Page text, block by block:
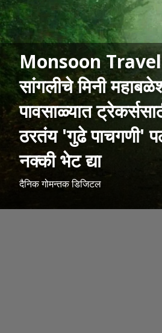
Monsoon
सांगलीचे मिनी
पावसाळ्यात
ठरतंय 'गुढे पाचगणी'
नक्की भेट द्या
दैनिक गोमन्तक डिजिटल